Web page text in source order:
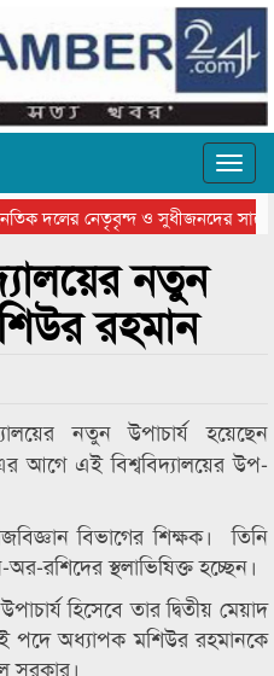
দলের নেতৃবৃন্দ ও সুধীজনদের সাথে
বাংলাদেশ গ্রুপ থিয়েটারনতুন
রহমান
নতুন উপাচার্য হয়েছেন
আগে এই বিশ্ববিদ্যালয়ের উপ-
বিভাগের শিক্ষক। তিনি
রশিদের স্থলাভিষিক্ত হচ্ছেন।
হিসেবে তার দ্বিতীয় মেয়াদ
পদে অধ্যাপক মশিউর রহমানকে
সরকার।